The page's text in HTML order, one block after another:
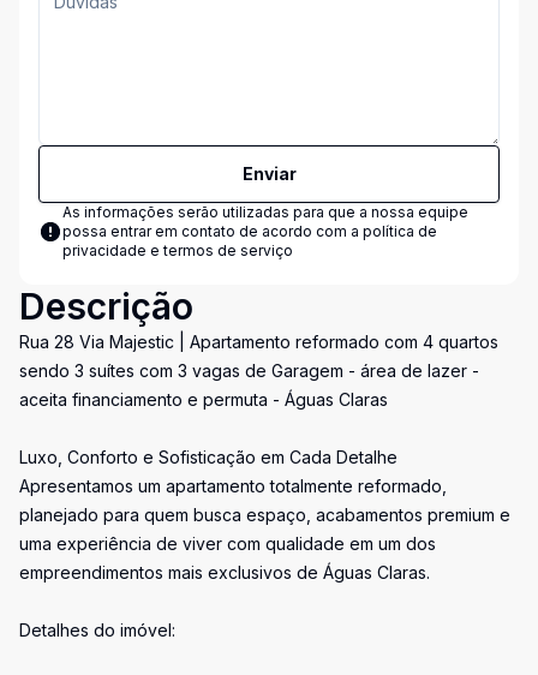
Enviar
As informações serão utilizadas para que a nossa equipe
possa entrar em contato de acordo com a política de
privacidade e termos de serviço
Descrição
Rua 28 Via Majestic | Apartamento reformado com 4 quartos
sendo 3 suítes com 3 vagas de Garagem - área de lazer -
aceita financiamento e permuta - Águas Claras
Luxo, Conforto e Sofisticação em Cada Detalhe
Apresentamos um apartamento totalmente reformado,
planejado para quem busca espaço, acabamentos premium e
uma experiência de viver com qualidade em um dos
empreendimentos mais exclusivos de Águas Claras.
Detalhes do imóvel: